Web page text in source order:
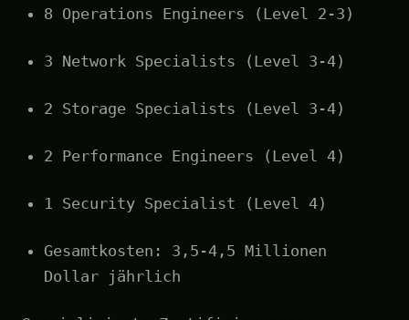
8 Operations Engineers (Level 2-3)
3 Network Specialists (Level 3-4)
2 Storage Specialists (Level 3-4)
2 Performance Engineers (Level 4)
1 Security Specialist (Level 4)
Gesamtkosten: 3,5-4,5 Millionen
Dollar jährlich